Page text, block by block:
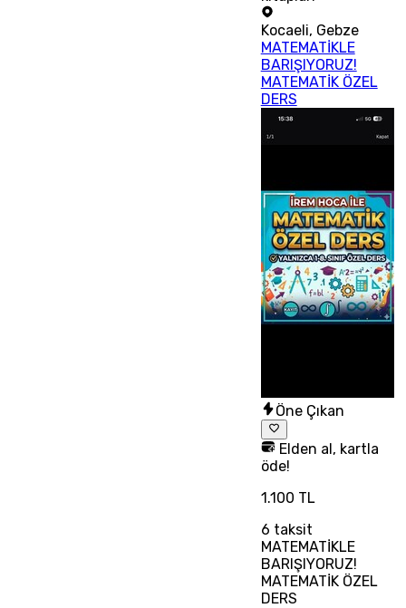
Kocaeli, Gebze
MATEMATİKLE
BARIŞIYORUZ!
MATEMATİK ÖZEL
DERS
Öne Çıkan
Elden al, kartla
öde!
1.100 TL
6 taksit
MATEMATİKLE
BARIŞIYORUZ!
MATEMATİK ÖZEL
DERS